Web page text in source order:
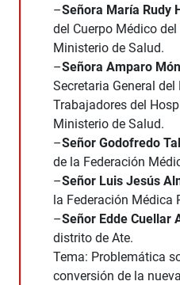
–Señora María Rudy
del Cuerpo Médico
Ministerio de Salud.
–Señora Amparo
Secretaria General del
Trabajadores del
Ministerio de Salud.
–Señor Godofredo
de la Federación
–Señor Luis Jesús
la Federación Médica
–Señor Edde Cuellar
distrito de Ate.
Tema: Problemática
conversión de la